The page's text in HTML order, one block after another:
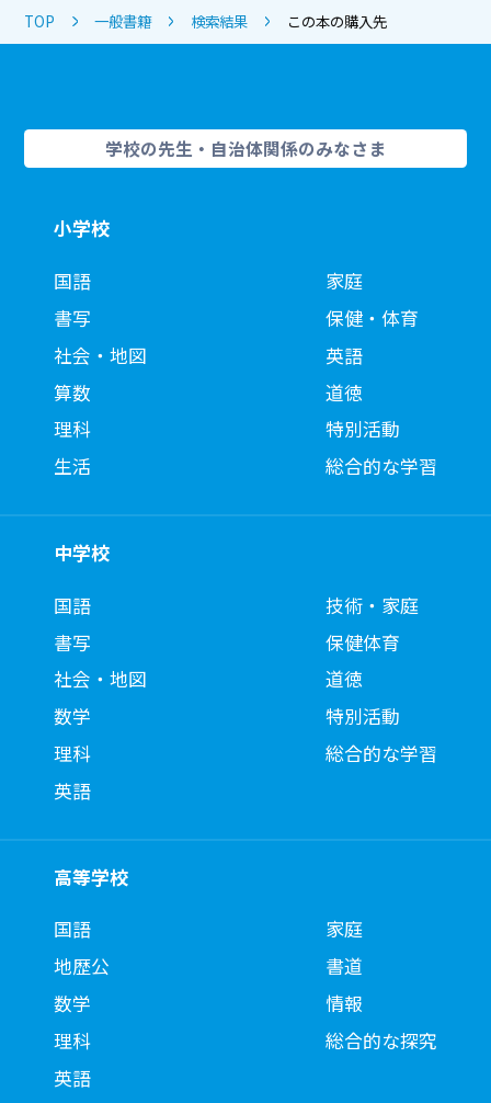
TOP 一般書籍 検索結果 この本の購入先
学校の先生・自治体関係のみなさま
小学校
国語
書写
社会・地図
算数
理科
生活
家庭
保健・体育
英語
道徳
特別活動
総合的な学習
中学校
国語
書写
社会・地図
数学
理科
英語
技術・家庭
保健体育
道徳
特別活動
総合的な学習
高等学校
国語
地歴公
数学
理科
英語
家庭
書道
情報
総合的な探究